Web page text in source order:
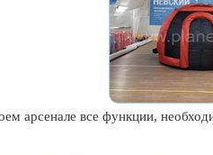
арсенале все функции,